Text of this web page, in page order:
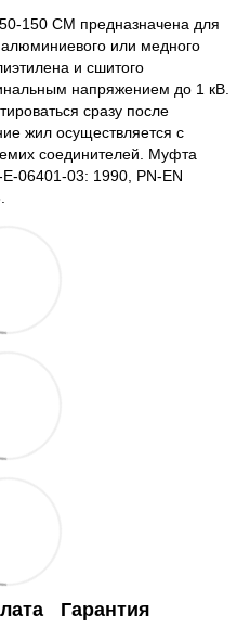
150 СМ предназначена для
или медного
и сшитого
напряжением до 1 кВ.
сразу после
жил осуществляется с
соединителей. Муфта
E-06401-03: 1990, PN-EN
Гарантия